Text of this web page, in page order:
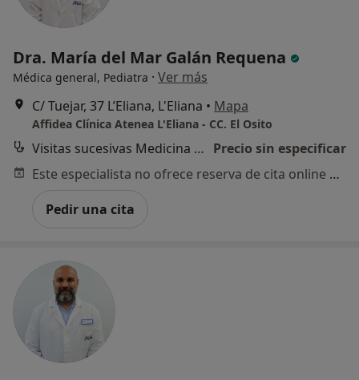
Dra. María del Mar Galán Requena
Médica general, Pediatra · Ver más
C/ Tuejar, 37 L’Eliana, L'Eliana • Mapa
Affidea Clínica Atenea L'Eliana - CC. El Osito
Visitas sucesivas Medicina General Precio sin especificar
Este especialista no ofrece reserva de cita online en esta dirección.
Pedir una cita